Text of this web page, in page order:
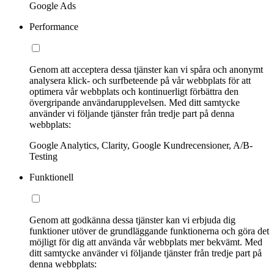
Google Ads
Performance
Genom att acceptera dessa tjänster kan vi spåra och anonymt
analysera klick- och surfbeteende på vår webbplats för att
optimera vår webbplats och kontinuerligt förbättra den
övergripande användarupplevelsen. Med ditt samtycke
använder vi följande tjänster från tredje part på denna
webbplats:
Google Analytics, Clarity, Google Kundrecensioner, A/B-
Testing
Funktionell
Genom att godkänna dessa tjänster kan vi erbjuda dig
funktioner utöver de grundläggande funktionerna och göra det
möjligt för dig att använda vår webbplats mer bekvämt. Med
ditt samtycke använder vi följande tjänster från tredje part på
denna webbplats: